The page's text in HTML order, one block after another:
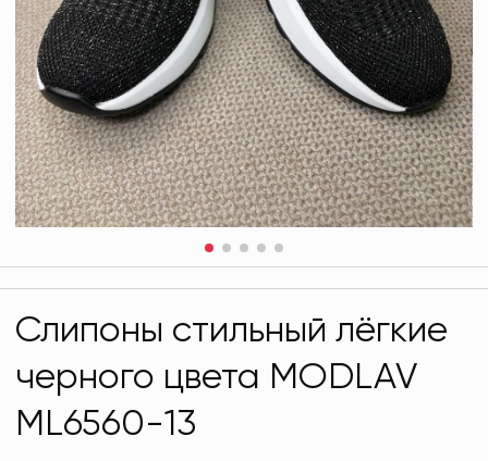
Слипоны стильный лёгкие
черного цвета MODLAV
ML6560-13